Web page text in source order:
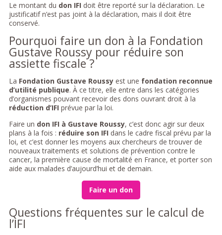
Le montant du don IFI doit être reporté sur la déclaration. Le
justificatif n’est pas joint à la déclaration, mais il doit être
conservé.
Pourquoi faire un don à la Fondation
Gustave Roussy pour réduire son
assiette fiscale ?
La Fondation Gustave Roussyest une fondation reconnue
d’utilité publique. À ce titre, elle entre dans les catégories
d’organismes pouvant recevoir des dons ouvrant droit à la
réduction d’IFI prévue par la loi.
Faire un don IFI à Gustave Roussy, c’est donc agir sur deux
plans à la fois : réduire son IFI dans le cadre fiscal prévu par la
loi, et c’est donner les moyens aux chercheurs de trouver de
nouveaux traitements et solutions de prévention contre le
cancer, la première cause de mortalité en France, et porter son
aide aux malades d’aujourd’hui et de demain.
Faire un don
Questions fréquentes sur le calcul de
l’IFI